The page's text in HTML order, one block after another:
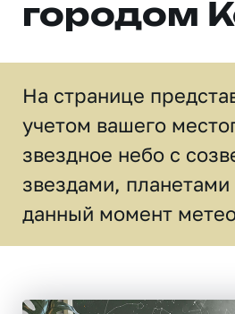
городом
На странице
учетом вашего
звездное небо c
звездами,
данный момент